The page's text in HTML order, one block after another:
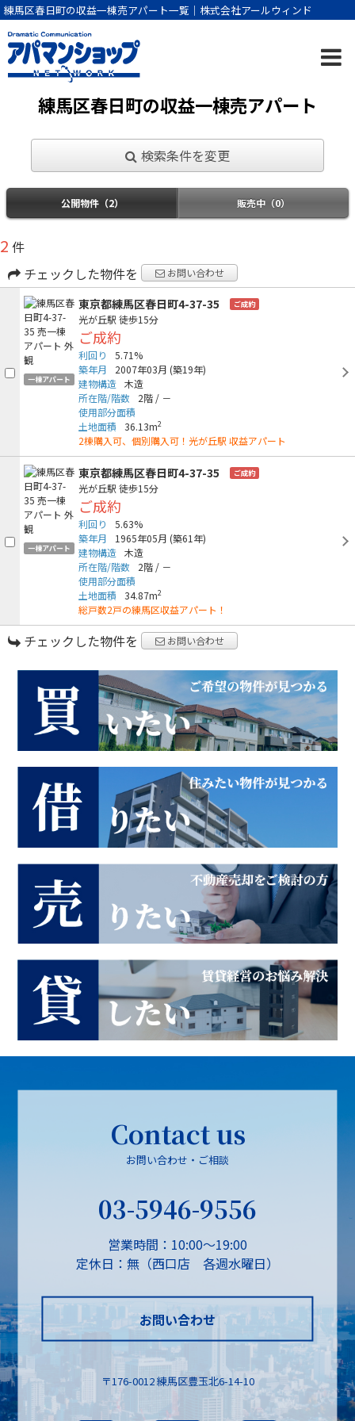
練馬区春日町の収益一棟売アパート一覧｜株式会社アールウィンド
練馬区春日町の収益一棟売アパート
検索条件を変更
公開物件（2） 販売中（0）
2 件
チェックした物件を
お問い合わせ
一棟アパート
東京都練馬区春日町4-37-35 ご成約
光が丘駅 徒歩15分
ご成約
利回り
5.71%
築年月
2007年03月 (築19年)
建物構造 木造
所在階/階数
2階 / －
使用部分面積
土地面積
36.13m2
2棟購入可、個別購入可！光が丘駅 収益アパート
一棟アパート
東京都練馬区春日町4-37-35 ご成約
光が丘駅 徒歩15分
ご成約
利回り
5.63%
築年月
1965年05月 (築61年)
建物構造 木造
所在階/階数
2階 / －
使用部分面積
土地面積
34.87m2
総戸数2戸の練馬区収益アパート！
チェックした物件を お問い合わせ
Contact us
お問い合わせ・ご相談
03-5946-9556
営業時間：10:00～19:00
定休日：無（西口店 各週水曜日）
お問い合わせ
〒176-0012 練馬区豊玉北6-14-10